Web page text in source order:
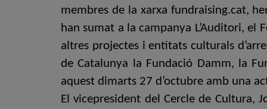
membres de la xarxa fundraising.cat,
han sumat a la campanya L’Auditori, el
altres projectes i entitats culturals
de Catalunya la Fundació Damm, la
aquest dimarts 27 d’octubre amb una
El vicepresident del Cercle de Cultura,